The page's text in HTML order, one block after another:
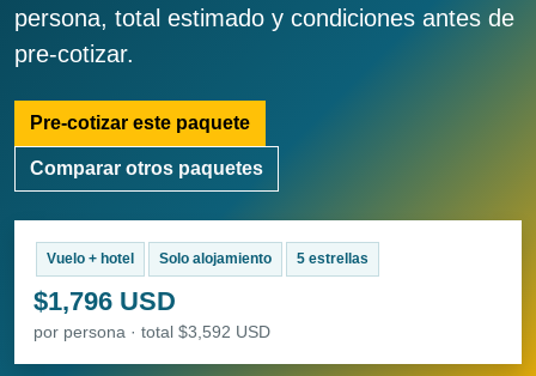
persona, total estimado y condiciones antes de
pre-cotizar.
Pre-cotizar este paquete
Comparar otros paquetes
Vuelo + hotel Solo alojamiento 5 estrellas
$1,796 USD
por persona · total $3,592 USD